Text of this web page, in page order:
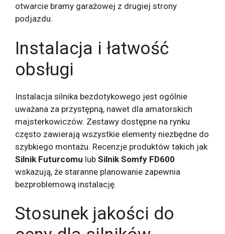
otwarcie bramy garażowej z drugiej strony
podjazdu.
Instalacja i łatwość
obsługi
Instalacja silnika bezdotykowego jest ogólnie
uważana za przystępną, nawet dla amatorskich
majsterkowiczów. Zestawy dostępne na rynku
często zawierają wszystkie elementy niezbędne do
szybkiego montażu. Recenzje produktów takich jak
Silnik Futurcomu lub Silnik Somfy FD600
wskazują, że staranne planowanie zapewnia
bezproblemową instalację.
Stosunek jakości do